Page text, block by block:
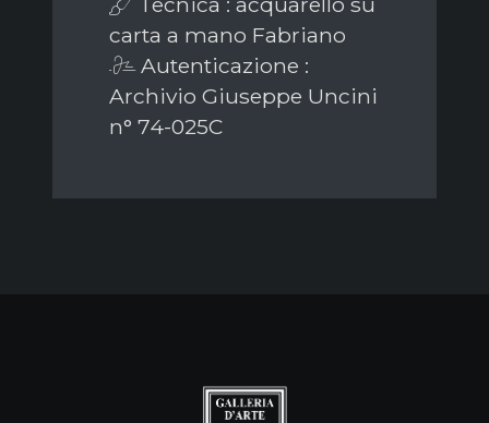
carta a mano Fabriano
Autenticazione :
Archivio Giuseppe Uncini
n° 74-025C